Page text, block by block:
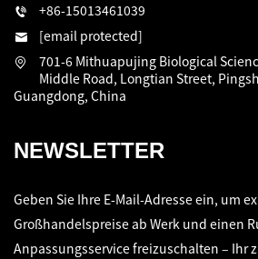
+86-15013461039
[email protected]
701-6 Mithuapujing Biological
Middle Road, Longtian Street,
Guangdong, China
NEWSLETTER
Geben Sie Ihre E-Mail-Adresse ein, um
Großhandelspreise ab Werk und einen
Anpassungsservice freizuschalten – Ihr